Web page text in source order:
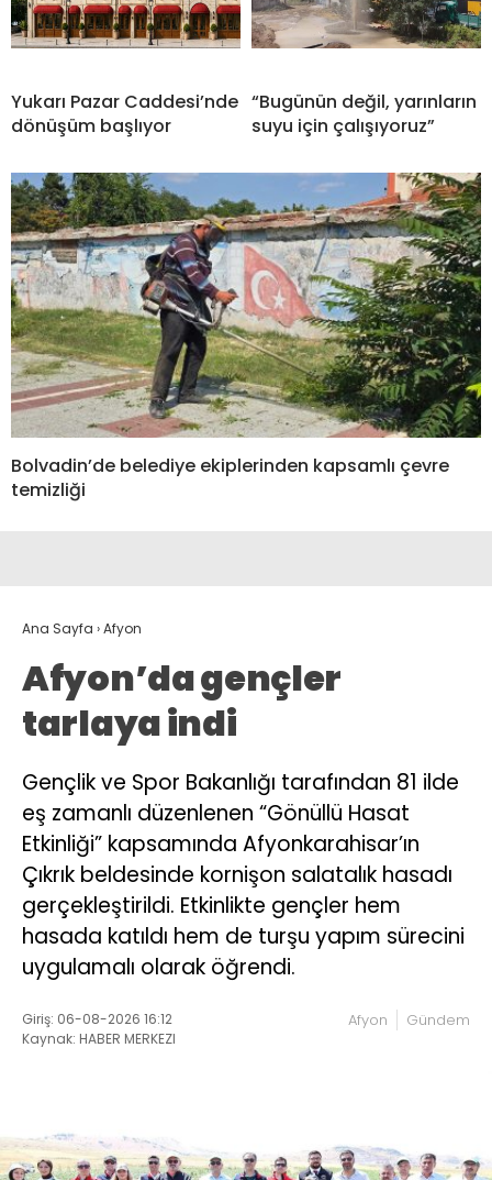
Yukarı Pazar Caddesi’nde
dönüşüm başlıyor
“Bugünün değil, yarınların
suyu için çalışıyoruz”
Bolvadin’de belediye ekiplerinden kapsamlı çevre
temizliği
Ana Sayfa ›Afyon
Afyon’da gençler
tarlaya indi
Gençlik ve Spor Bakanlığı tarafından 81 ilde
eş zamanlı düzenlenen “Gönüllü Hasat
Etkinliği” kapsamında Afyonkarahisar’ın
Çıkrık beldesinde kornişon salatalık hasadı
gerçekleştirildi. Etkinlikte gençler hem
hasada katıldı hem de turşu yapım sürecini
uygulamalı olarak öğrendi.
Giriş: 06-08-2026 16:12
Kaynak: HABER MERKEZI
Afyon Gündem